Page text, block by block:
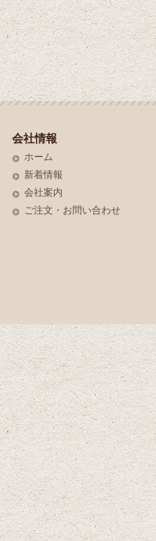
会社情報
ホーム
新着情報
会社案内
ご注文・お問い合わせ